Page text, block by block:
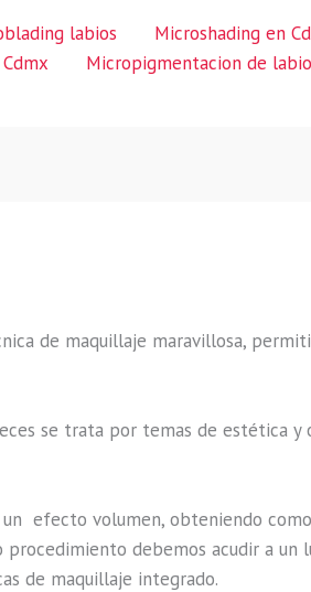
labios
Microshading en
Micropigmentacion de
de maquillaje maravillosa,
se trata por temas de estética y
efecto volumen, obteniendo
procedimiento debemos acudir a un
de maquillaje integrado.